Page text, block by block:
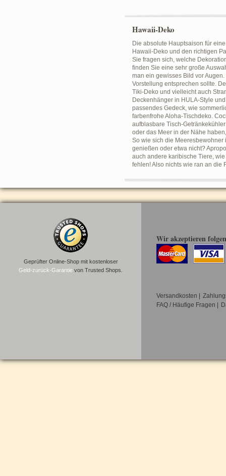
Hawaii-Deko
Die absolute Hauptsaison für
Hawaii-Deko und den richtigen
Sie fragen sich, welche
finden Sie eine sehr große
man ein gewisses Bild vor
Vorstellung entsprechen sollte.
Tiki-Deko und vielleicht auch
Deckenhänger in HULA-Style
passendes Gedeck, wie
farbenfrohe Aloha-Tischdeko.
aufblasbare Tisch-
oder das Meer in der Nähe
So wie sich die Meeresbewohner
genießen oder etwa nicht?
auch andere karibische Tiere,
fehlen! Also nichts wie ran an die
Geprüfter Online-Shop mit kostenloser
Geld-zurück-Garantie von Trusted Shops.
Wir akzeptieren
Versandkosten
FAQ / Häufige Fragen